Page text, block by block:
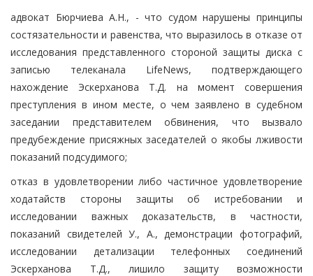
адвокат Бюрчиева А.Н., - что судом нарушены принципы
состязательности и равенства, что выразилось в отказе от
исследования представленного стороной защиты диска с
записью телеканала LifeNews, подтверждающего
нахождение Эскерханова Т.Д. на момент совершения
преступления в ином месте, о чем заявлено в судебном
заседании представителем обвинения, что вызвало
предубеждение присяжных заседателей о якобы лживости
показаний подсудимого;
отказ в удовлетворении либо частичное удовлетворение
ходатайств стороны защиты об истребовании и
исследовании важных доказательств, в частности,
показаний свидетелей У., А., демонстрации фотографий,
исследовании детализации телефонных соединений
Эскерханова Т.Д., лишило защиту возможности